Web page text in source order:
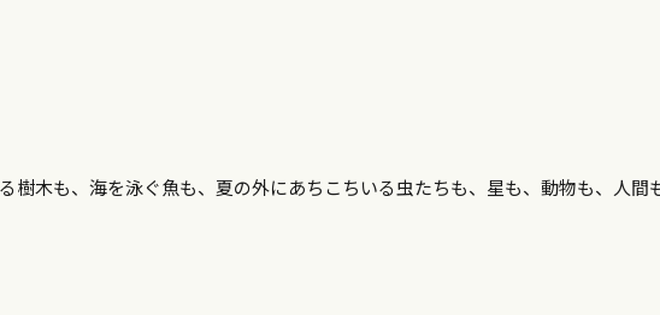
樹木も、海を泳ぐ魚も、夏の外にあちこちいる虫たちも、星も、動物も、人間